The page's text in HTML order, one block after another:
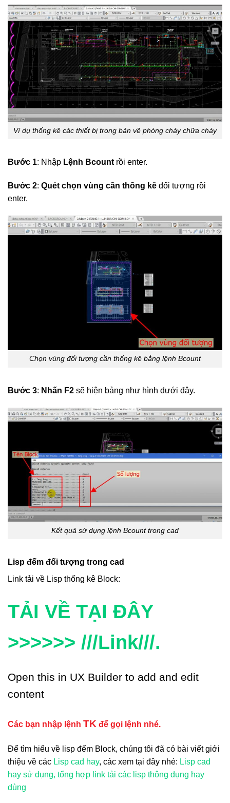
Ví dụ thống kê các thiết bị trong bản vẽ phòng cháy chữa cháy
Bước 1: Nhập Lệnh Bcount rồi enter.
Bước 2: Quét chọn vùng cần thống kê đối tượng rồi
enter.
Chọn vùng đối tượng cần thống kê bằng lệnh Bcount
Bước 3: Nhấn F2 sẽ hiện bảng như hình dưới đây.
Kết quả sử dụng lệnh Bcount trong cad
Lisp đếm đối tượng trong cad
Link tải về Lisp thống kê Block:
TẢI VỀ TẠI ĐÂY
>>>>>> ///Link///.
Open this in UX Builder to add and edit
content
Các bạn nhập lệnh TK để gọi lệnh nhé.
Để tìm hiểu về lisp đếm Block, chúng tôi đã có bài viết giới
thiệu về các Lisp cad hay, các xem tại đây nhé: Lisp cad
hay sử dụng, tổng hợp link tải các lisp thông dụng hay
dùng